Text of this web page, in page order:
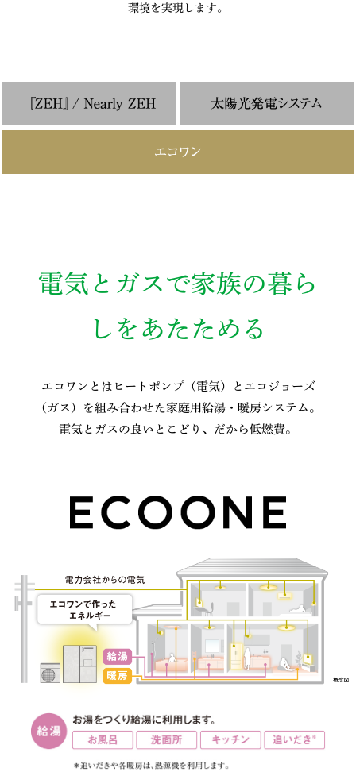
環境を実現します。
電気とガスで家族の暮ら
しをあたためる
エコワンとはヒートポンプ（電気）とエコジョーズ
（ガス）を組み合わせた家庭用給湯・暖房システム。
電気とガスの良いとこどり、だから低燃費。